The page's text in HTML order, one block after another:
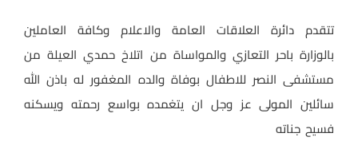
تتقدم دائرة العلاقات العامة والاعلام وكافة العاملين
بالوزارة باحر التعازي والمواساة من اتلاخ حمدي العيلة من
مستشفى النصر للاطفال بوفاة والده المغفور له باذن الله
سائلين المولى عز وجل ان يتغمده بواسع رحمته ويسكنه
فسيح جناته